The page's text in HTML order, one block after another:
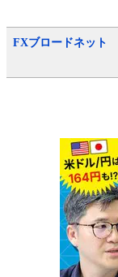
FXブロードネット